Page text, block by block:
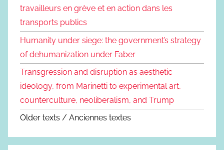
travailleurs en grève et en action dans les
transports publics
Humanity under siege: the government’s strategy
of dehumanization under Faber
Transgression and disruption as aesthetic
ideology, from Marinetti to experimental art,
counterculture, neoliberalism, and Trump
Older texts / Anciennes textes